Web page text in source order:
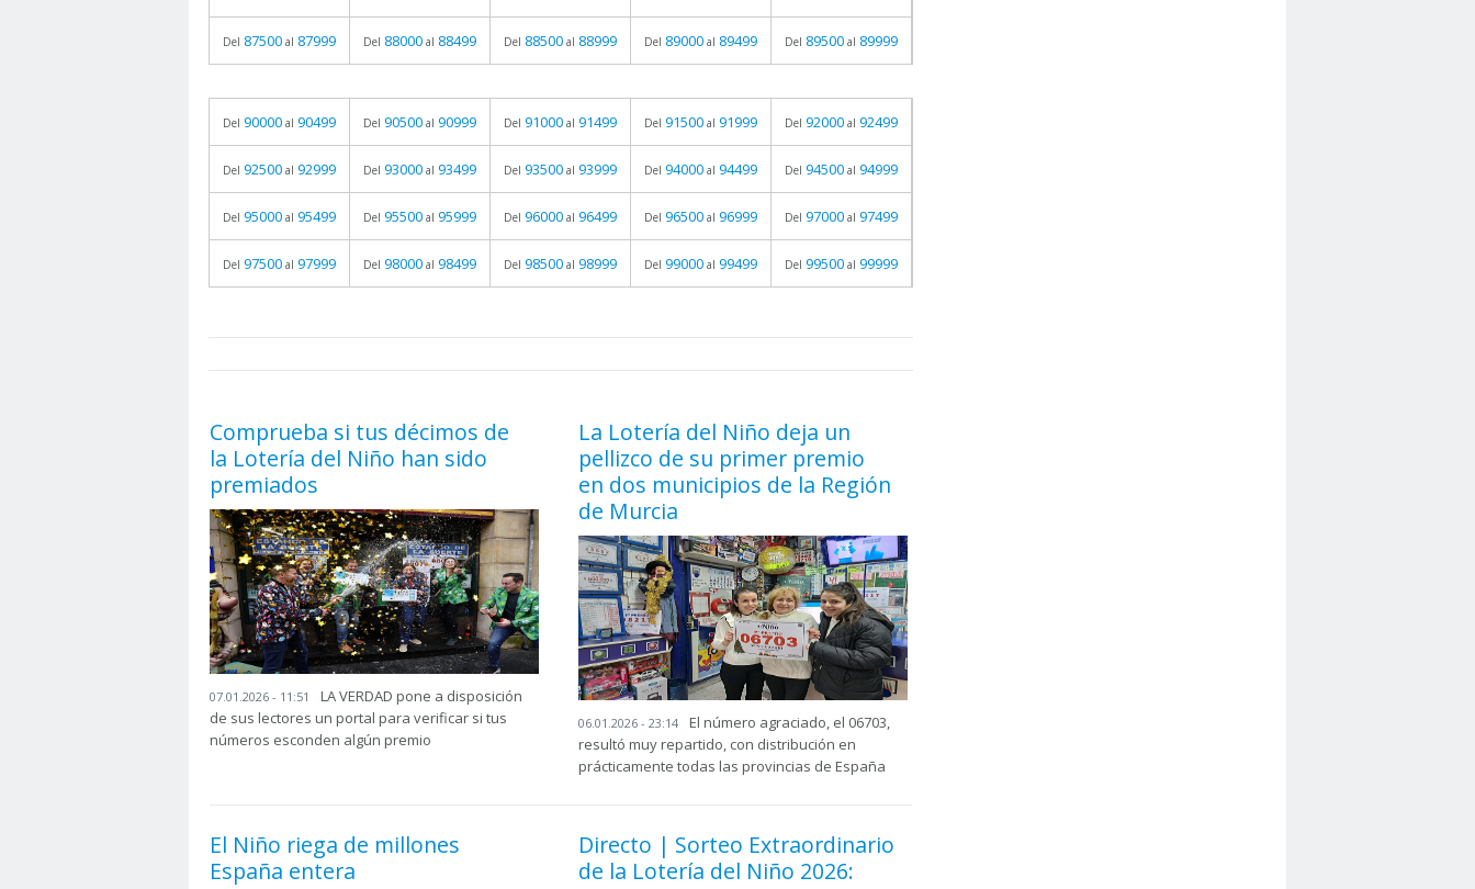
Del 87500 al 87999 Del 88000 al 88499 Del 88500 al 88999 Del 89000 al 89499 Del 89500 al 89999
Del 90000 al 90499 Del 90500 al 90999 Del 91000 al 91499 Del 91500 al 91999 Del 92000 al 92499
Del 92500 al 92999 Del 93000 al 93499 Del 93500 al 93999 Del 94000 al 94499 Del 94500 al 94999
Del 95000 al 95499 Del 95500 al 95999 Del 96000 al 96499 Del 96500 al 96999 Del 97000 al 97499
Del 97500 al 97999 Del 98000 al 98499 Del 98500 al 98999 Del 99000 al 99499 Del 99500 al 99999
Comprueba si tus décimos de
la Lotería del Niño han sido
premiados
07.01.2026 - 11:51
LA VERDAD pone a disposición
de sus lectores un portal para verificar si tus
números esconden algún premio
La Lotería del Niño deja un
pellizco de su primer premio
en dos municipios de la Región
de Murcia
06.01.2026 - 23:14
El número agraciado, el 06703,
resultó muy repartido, con distribución en
prácticamente todas las provincias de España
El Niño riega de millones
España entera
Directo | Sorteo Extraordinario
de la Lotería del Niño 2026: